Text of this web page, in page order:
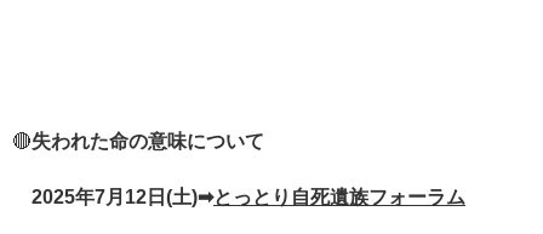
🔴失われた命の意味について
2025年7月12日(土)➡とっとり自死遺族フォーラム